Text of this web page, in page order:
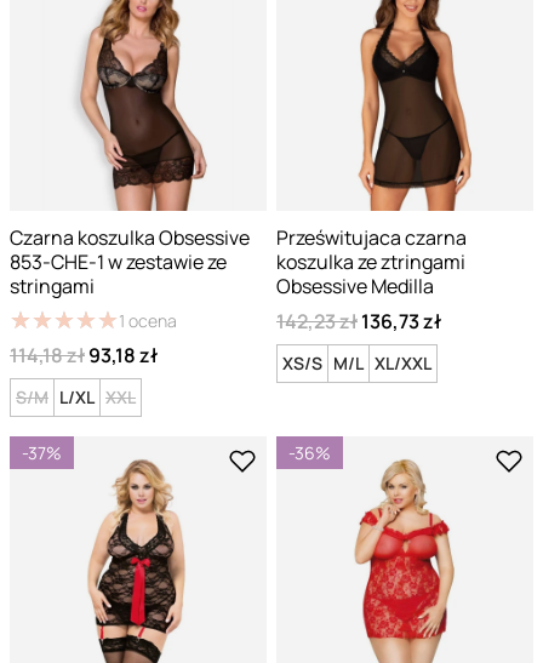
Czarna koszulka Obsessive
853-CHE-1 w zestawie ze
stringami
★★★★★
★★★★★1 ocena
114,18 zł93,18 zł
S/M L/XL XXL
Prześwitujaca czarna
koszulka ze ztringami
Obsessive Medilla
142,23 zł136,73 zł
XS/S M/L XL/XXL
-37% -36%